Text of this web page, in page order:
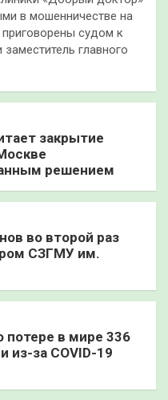
в мошенничестве на
судом к
главного
закрытие
решением
во второй раз
СЗГМУ им.
потере в мире 336
из-за COVID-19